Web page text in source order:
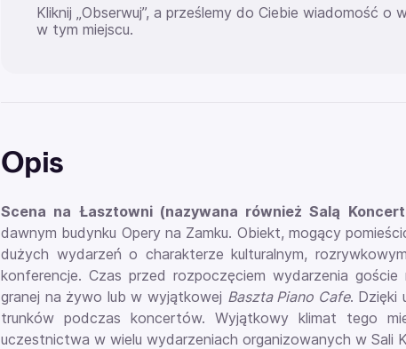
Kliknij „Obserwuj”, a prześlemy do Ciebie wiadomość o
w tym miejscu.
Opis
Scena na Łasztowni (nazywana również Salą
dawnym budynku Opery na Zamku. Obiekt, mogący
dużych wydarzeń o charakterze kulturalnym,
konferencje. Czas przed rozpoczęciem wydarzenia
granej na żywo lub w wyjątkowej Baszta Piano Cafe. Dzięki
trunków podczas koncertów. Wyjątkowy klimat tego
uczestnictwa w wielu wydarzeniach organizowanych w Sali